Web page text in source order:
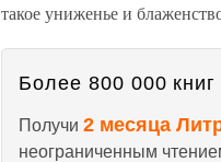
такое униженье и
Более 800 000 книг
Получи 2 месяца
неограниченным